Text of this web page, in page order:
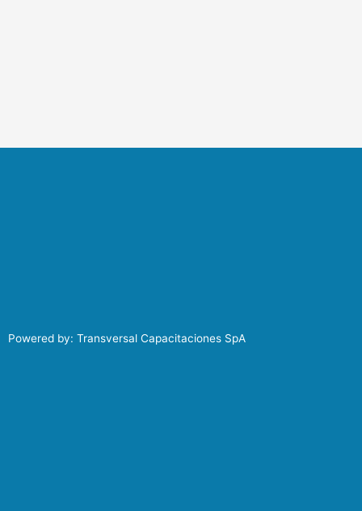
Powered by: Transversal Capacitaciones SpA